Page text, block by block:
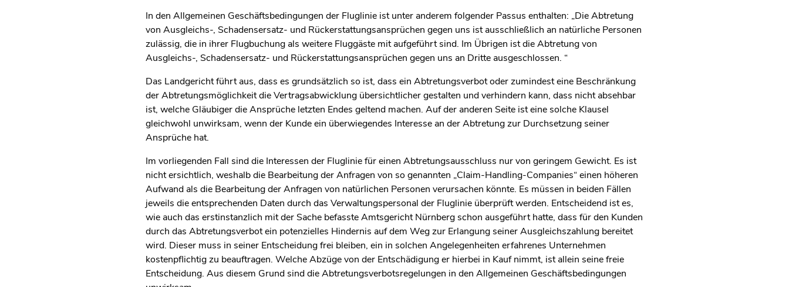
In den Allgemeinen Geschäftsbedingungen der Fluglinie ist unter anderem folgender Passus enthalten: „Die Abtretung
von Ausgleichs-, Schadensersatz- und Rückerstattungsansprüchen gegen uns ist ausschließlich an natürliche Personen
zulässig, die in ihrer Flugbuchung als weitere Fluggäste mit aufgeführt sind. Im Übrigen ist die Abtretung von
Ausgleichs-, Schadensersatz- und Rückerstattungsansprüchen gegen uns an Dritte ausgeschlossen. “
Das Landgericht führt aus, dass es grundsätzlich so ist, dass ein Abtretungsverbot oder zumindest eine Beschränkung
der Abtretungsmöglichkeit die Vertragsabwicklung übersichtlicher gestalten und verhindern kann, dass nicht absehbar
ist, welche Gläubiger die Ansprüche letzten Endes geltend machen. Auf der anderen Seite ist eine solche Klausel
gleichwohl unwirksam, wenn der Kunde ein überwiegendes Interesse an der Abtretung zur Durchsetzung seiner
Ansprüche hat.
Im vorliegenden Fall sind die Interessen der Fluglinie für einen Abtretungsausschluss nur von geringem Gewicht. Es ist
nicht ersichtlich, weshalb die Bearbeitung der Anfragen von so genannten „Claim-Handling-Companies“ einen höheren
Aufwand als die Bearbeitung der Anfragen von natürlichen Personen verursachen könnte. Es müssen in beiden Fällen
jeweils die entsprechenden Daten durch das Verwaltungspersonal der Fluglinie überprüft werden. Entscheidend ist es,
wie auch das erstinstanzlich mit der Sache befasste Amtsgericht Nürnberg schon ausgeführt hatte, dass für den Kunden
durch das Abtretungsverbot ein potenzielles Hindernis auf dem Weg zur Erlangung seiner Ausgleichszahlung bereitet
wird. Dieser muss in seiner Entscheidung frei bleiben, ein in solchen Angelegenheiten erfahrenes Unternehmen
kostenpflichtig zu beauftragen. Welche Abzüge von der Entschädigung er hierbei in Kauf nimmt, ist allein seine freie
Entscheidung. Aus diesem Grund sind die Abtretungsverbotsregelungen in den Allgemeinen Geschäftsbedingungen